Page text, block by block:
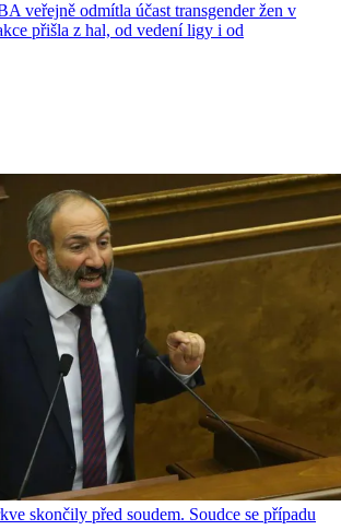
veřejně odmítla účast transgender žen v
přišla z hal, od vedení ligy i od
skončily před soudem. Soudce se případu